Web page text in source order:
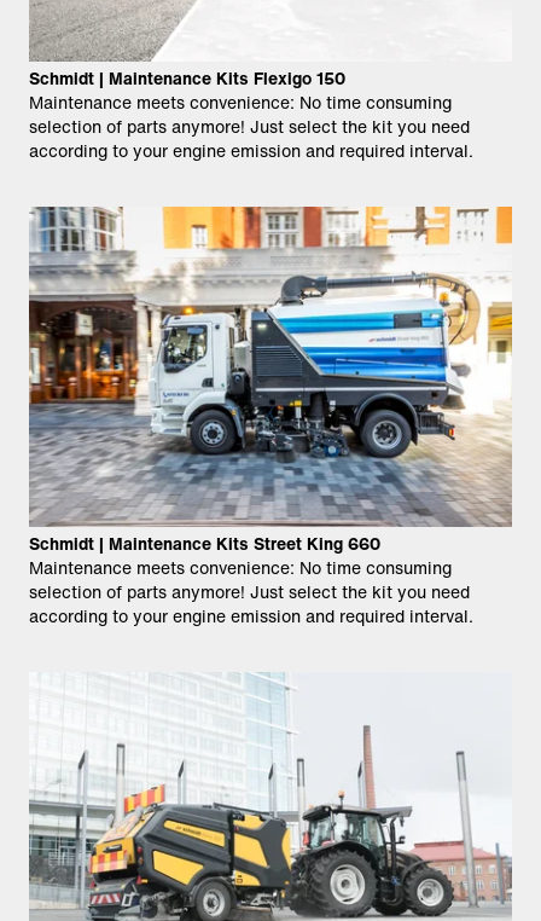
Schmidt | Maintenance Kits Flexigo 150
Maintenance meets convenience: No time consuming
selection of parts anymore!​ Just select the kit you need
according to your engine emission and required interval.
Schmidt | Maintenance Kits Street King 660
Maintenance meets convenience: No time consuming
selection of parts anymore!​ Just select the kit you need
according to your engine emission and required interval.